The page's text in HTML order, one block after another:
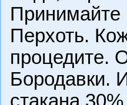
Принимайте
Перхоть.
процедите.
Бородавки.